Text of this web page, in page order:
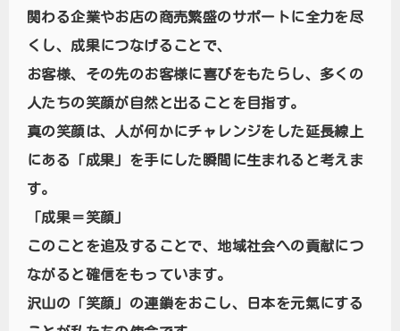
関わる企業やお店の商売繁盛のサポートに全力を尽
くし、成果につなげることで、
お客様、その先のお客様に喜びをもたらし、多くの
人たちの笑顔が自然と出ることを目指す。
真の笑顔は、人が何かにチャレンジをした延長線上
にある「成果」を手にした瞬間に生まれると考えま
す。
「成果＝笑顔」
このことを追及することで、地域社会への貢献につ
ながると確信をもっています。
沢山の「笑顔」の連鎖をおこし、日本を元氣にする